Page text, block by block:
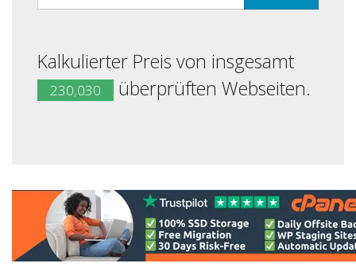
Kalkulierter Preis von insgesamt
230,030 überprüften Webseiten.